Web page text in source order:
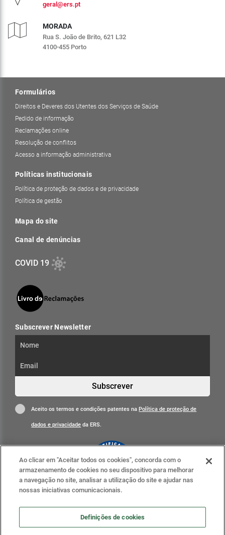
geral@ers.pt
MORADA
Rua S. João de Brito, 621 L32
4100-455 Porto
Formulários
Direitos e Deveres dos Utentes dos Serviços de Saúde
Pedido de informação
Reclamações online
Resolução de conflitos
Acesso a informação administrativa
Políticas institucionais
Política de proteção de dados e de privacidade
Política de gestão
Mapa do site
Canal de denúncias
COVID 19
Subscrever Newsletter
Subscrever
Aceito os termos e condições patentes na Política de proteção de
dados e privacidade da ERS.
Clique para mais informações
ERS nas redes sociais
Ao clicar em "Aceitar todos os cookies", concorda com o
armazenamento de cookies no seu dispositivo para melhorar
a navegação no site, analisar a utilização do site e ajudar nas
nossas iniciativas comunicacionais.
Definições de cookies